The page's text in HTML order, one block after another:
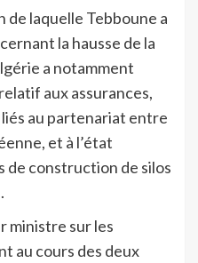
de laquelle Tebboune a
la hausse de la
a notamment
aux assurances,
liés au partenariat entre
et à l’état
de construction de silos
ministre sur les
au cours des deux